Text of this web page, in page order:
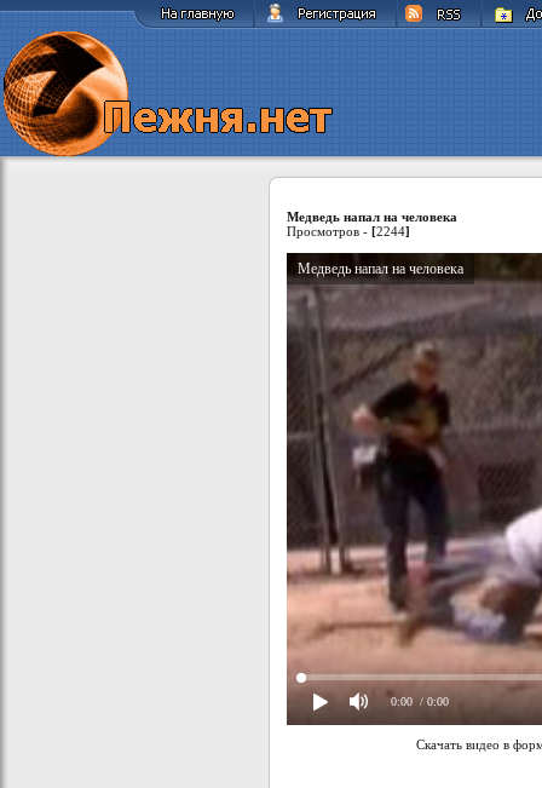
Медведь напал на человека
Просмотров - [2244]
Медведь напал на человека
0:00 / 0:00
Скачать видео в